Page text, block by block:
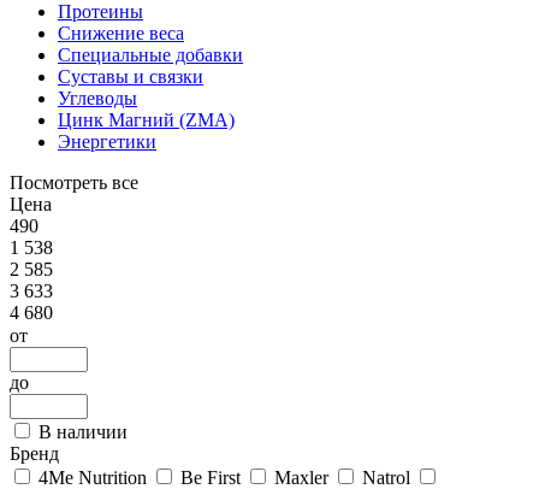
Протеины
Снижение веса
Специальные добавки
Суставы и связки
Углеводы
Цинк Магний (ZMA)
Энергетики
Посмотреть все
Цена
490
1 538
2 585
3 633
4 680
от
до
В наличии
Бренд
4Me Nutrition
Be First Maxler
Natrol